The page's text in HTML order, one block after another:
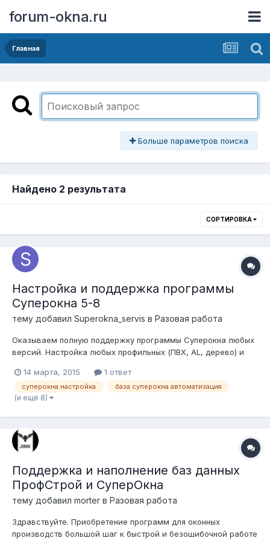
forum-okna.ru
Главная
Больше параметров поиска
Найдено 2 результата
СОРТИРОВКА
Настройка и поддержка программы
Суперокна 5-8
тему добавил Superokna_servis в Разовая работа
Оказываем полную поддержку программы Суперокна любых
версий. Настройка любых профильных (ПВХ, AL, дерево) и
документации под реалии Вашего производства. Связка
Суперокна + 1С. Выгрузки в станки. Наша команда это
специалисты более чем с 10 л...
14 марта, 2015 1 ответ
суперокна настройка база суперокна автоматизация
(и ещё 8)
Поддержка и наполнение баз данных
ПрофСтрой и СуперОкна
тему добавил morter в Разовая работа
Здравствуйте. Приобретение программ для оконных
производств большой шаг к быстрой и безошибочной работе